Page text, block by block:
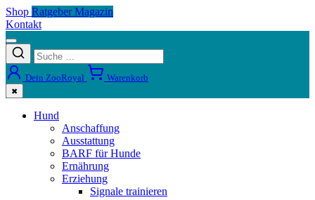
Shop Ratgeber Magazin
Kontakt
Dein ZooRoyal Warenkorb
✖
Hund
Anschaffung
Ausstattung
BARF für Hunde
Ernährung
Erziehung
Signale trainieren